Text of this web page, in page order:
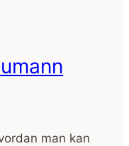
man kan